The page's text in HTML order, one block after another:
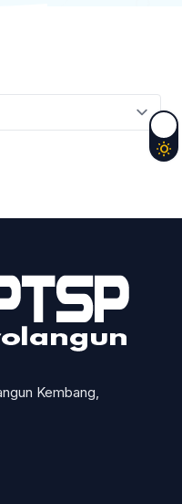
Kembang,